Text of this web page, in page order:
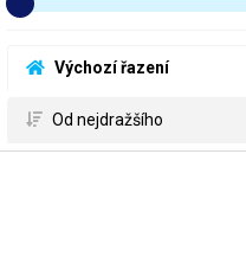
Výchozí řazení
Od nejdražšího